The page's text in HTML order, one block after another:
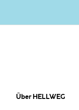
Über HELLWEG